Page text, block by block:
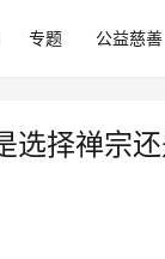
专题 公益慈善
择禅宗还